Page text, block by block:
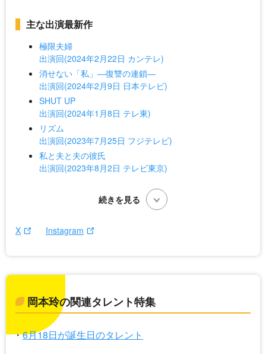
主な出演最新作
極限夫婦
出演回(2024年2月22日 カンテレ)
消せない「私」―復讐の連鎖―
出演回(2024年2月9日 日本テレビ)
SHUT UP
出演回(2024年1月8日 テレ東)
リズム
出演回(2023年7月25日 フジテレビ)
私と夫と夫の彼氏
出演回(2023年8月2日 テレビ東京)
X Instagram
岡本玲の関連タレント特集
6月18日が誕生日のタレント